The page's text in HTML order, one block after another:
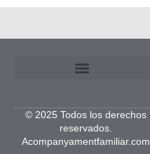
© 2025 Todos los derechos
reservados.
Acompanyamentfamiliar.com